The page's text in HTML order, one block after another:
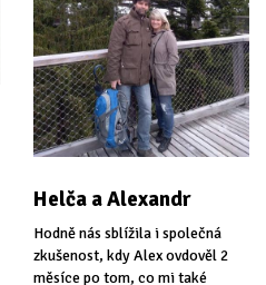
Helča a Alexandr
Hodně nás sblížila i společná
zkušenost, kdy Alex ovdověl 2
měsíce po tom, co mi také